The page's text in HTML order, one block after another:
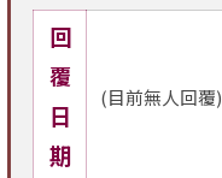
回
覆
日
期
(目前無人回覆)